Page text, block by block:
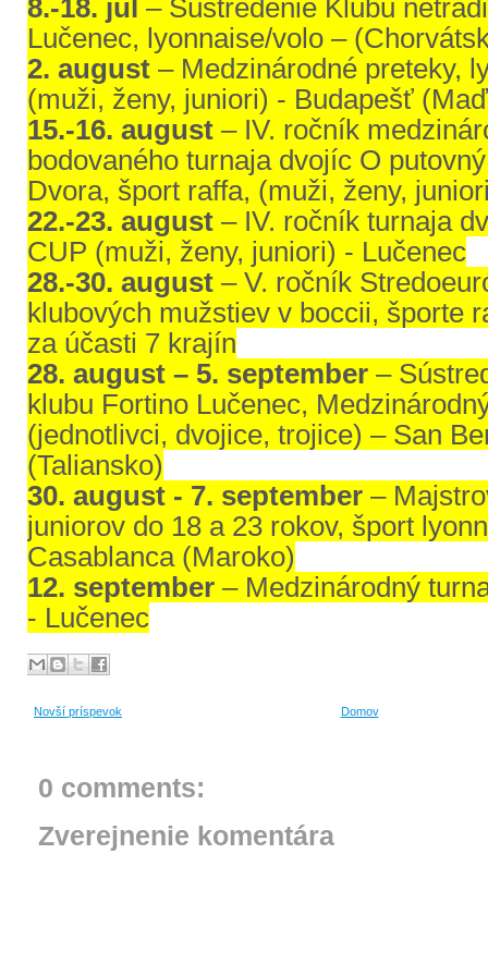
8.-18. júl – Sústredenie Klubu
Lučenec, lyonnaise/volo –
2. august – Medzinárodné preteky,
(muži, ženy, juniori) - Budapešť
15.-16. august – IV. ročník
bodovaného turnaja dvojíc O
Dvora, šport raffa, (muži, ženy,
22.-23. august – IV. ročník turnaja
CUP (muži, ženy, juniori) - Lučenec
28.-30. august – V. ročník
klubových mužstiev v boccii, športe
za účasti 7 krajín
28. august – 5. september –
klubu Fortino Lučenec,
(jednotlivci, dvojice, trojice) – San
(Taliansko)
30. august - 7. september –
juniorov do 18 a 23 rokov, šport
Casablanca (Maroko)
12. september – Medzinárodný
- Lučenec
Novší príspevok Domov
0 comments:
Zverejnenie komentára